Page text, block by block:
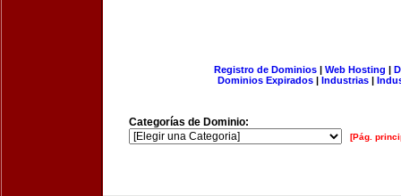
Registro de Dominios| Web Hosting |
Dominios Expirados | Industrias |
Categorías de Dominio:
[Pág.